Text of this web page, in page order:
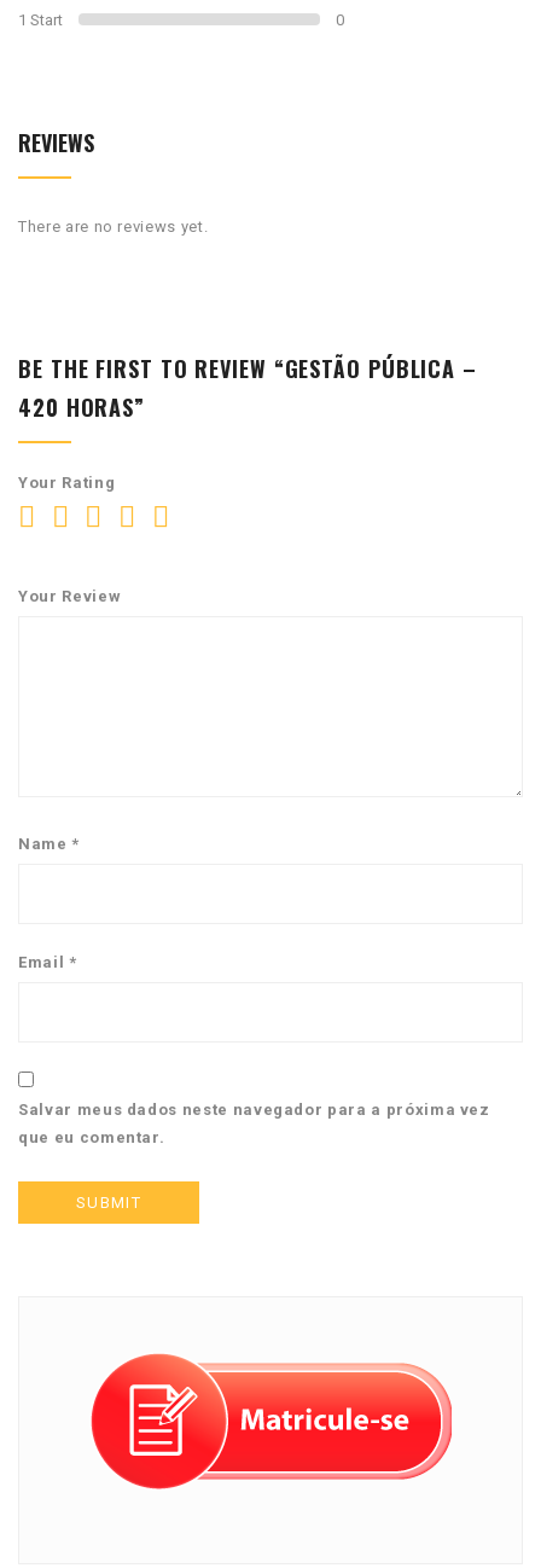
1 Start 0
REVIEWS
There are no reviews yet.
BE THE FIRST TO REVIEW “GESTÃO PÚBLICA –
420 HORAS”
Your Rating
Your Review
Name*
Email *
Salvar meus dados neste navegador para a próxima vez
que eu comentar.